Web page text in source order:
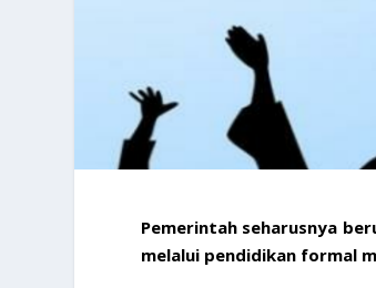
Pemerintah seharusnya
melalui pendidikan formal